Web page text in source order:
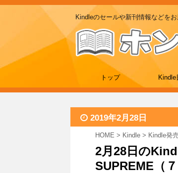
Kindleのセールや新刊情報などを
トップ Kindle
2019年2月28日
HOME > Kindle > Kindle発
2月28日の
SUPREME（